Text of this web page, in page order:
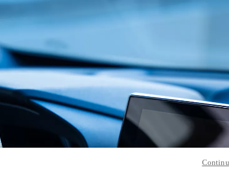
47 rate con anticipo € 13.560,00